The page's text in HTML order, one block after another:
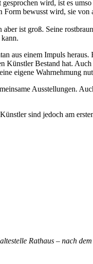
wird, ist es
bewusst wird, sie
ist groß. Seine
aus einem Impuls
Künstler Bestand hat.
eigene Wahrnehmung
Ausstellungen.
sind jedoch am
Rathaus – nach